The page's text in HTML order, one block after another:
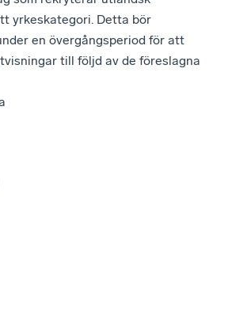
yrkeskategori. Detta bör
en övergångsperiod för att
till följd av de föreslagna